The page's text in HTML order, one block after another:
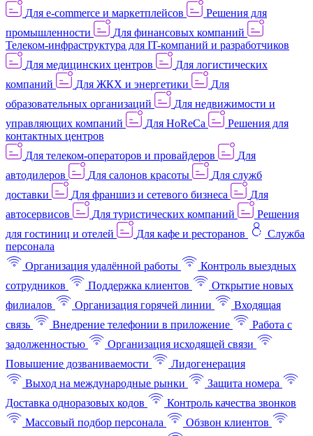
Для e-commerce и маркетплейсов
Решения для
промышленности
Для финансовых компаний
Телеком-инфраструктура для IT-компаний и разработчиков
Для медицинских центров
Для логистических
компаний
Для ЖКХ и энергетики
Для
образовательных организаций
Для недвижимости и
управляющих компаний
Для HoReCa
Решения для
контактных центров
Для телеком-операторов и провайдеров
Для
автодилеров
Для салонов красоты
Для служб
доставки
Для франшиз и сетевого бизнеса
Для
автосервисов
Для туристических компаний
Решения
для гостиниц и отелей
Для кафе и ресторанов
Служба
персонала
Организация удалённой работы
Контроль выездных
сотрудников
Поддержка клиентов
Открытие новых
филиалов
Организация горячей линии
Входящая
связь
Внедрение телефонии в приложение
Работа с
задолженностью
Организация исходящей связи
Повышение дозваниваемости
Лидогенерация
Выход на международные рынки
Защита номера
Доставка одноразовых кодов
Контроль качества звонков
Массовый подбор персонала
Обзвон клиентов